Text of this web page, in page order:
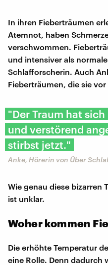
In ihren Fieberträumen
Atemnot, haben
verschwommen.
und intensiver als
Schlafforscherin. Auch
Fieberträumen, die sie
"Der Traum hat
und verstörend
stirbst jetzt."
Anke, Hörerin von Über
Wie genau diese bizarren
ist unklar.
Woher kommen
Die erhöhte Temperatur
eine Rolle. Denn dadurch